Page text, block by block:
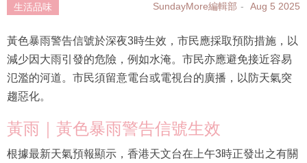
生活品味 SundayMore編輯部 Aug 5 2025
黃色暴雨警告信號於深夜3時生效，市民應採取預防措施，以
減少因大雨引發的危險，例如水淹。市民亦應避免接近容易
氾濫的河道。市民須留意電台或電視台的廣播，以防天氣突
趨惡化。
黃雨｜黃色暴雨警告信號生效
根據最新天氣預報顯示，香港天文台在上午3時正發出之有關